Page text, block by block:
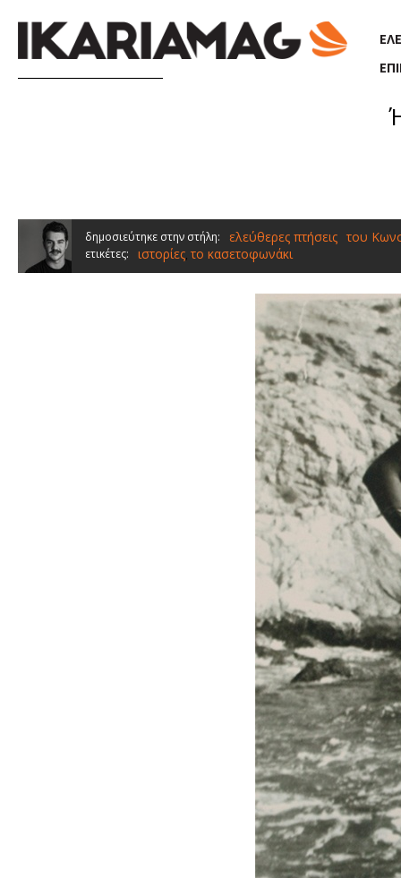
δημοσιεύτηκε στην στήλη: ελεύθερες πτήσεις του
ετικέτες: ιστορίες, το κασετοφωνάκι